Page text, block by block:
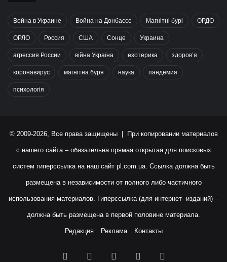
Война в Украине Война на Донбассе Магнітні бурі ОРДО
ОРЛО Россия США Сонце Украина
агрессия России війна Україна езотерика здоров’я
коронавирус магнітна буря наука пандемия
психологія
© 2009-2026, Все права защищены | При копировании материалов
с нашего сайта – обязательна прямая открытая для поисковых
систем гиперссылка на наш сайт pl.com.ua. Ссылка должна быть
размещена в независимости от полного либо частичного
использования материалов. Гиперссылка (для интернет- изданий) –
должна быть размещена в первой половине материала.
Редакция Реклама Контакты
Facebook YouTubeInstagram